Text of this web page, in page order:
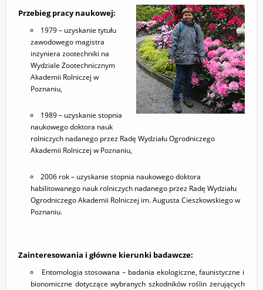
KONTAKT
Przebieg pracy naukowej:
1979 – uzyskanie tytułu
zawodowego magistra
inżyniera zootechniki na
Wydziale Zootechnicznym
Akademii Rolniczej w
Poznaniu,
1989 – uzyskanie stopnia
naukowego doktora nauk
rolniczych nadanego przez Radę Wydziału Ogrodniczego
Akademii Rolniczej w Poznaniu,
2006 rok – uzyskanie stopnia naukowego doktora
habilitowanego nauk rolniczych nadanego przez Radę Wydziału
Ogrodniczego Akademii Rolniczej im. Augusta Cieszkowskiego w
Poznaniu.
Zainteresowania i główne kierunki badawcze:
Entomologia stosowana – badania ekologiczne, faunistyczne i
bionomiczne dotyczące wybranych szkodników roślin żerujących